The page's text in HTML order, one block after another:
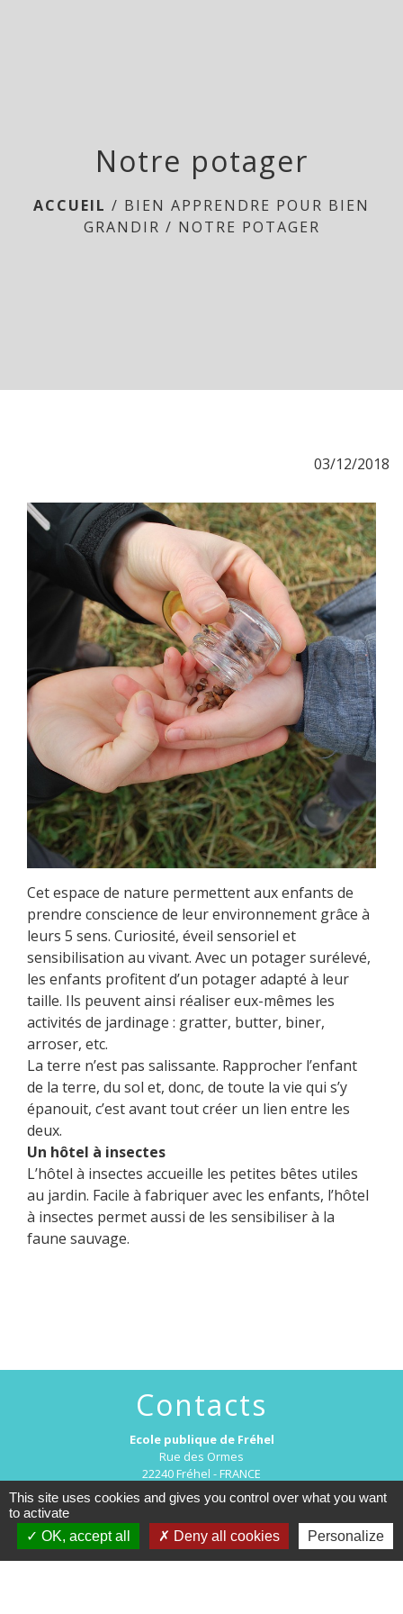
Notre potager
ACCUEIL / BIEN APPRENDRE POUR BIEN
GRANDIR / NOTRE POTAGER
03/12/2018
Cet espace de nature permettent aux enfants de
prendre conscience de leur environnement grâce à
leurs 5 sens. Curiosité, éveil sensoriel et
sensibilisation au vivant. Avec un potager surélevé,
les enfants profitent d’un potager adapté à leur
taille. Ils peuvent ainsi réaliser eux-mêmes les
activités de jardinage : gratter, butter, biner,
arroser, etc.
La terre n’est pas salissante. Rapprocher l’enfant
de la terre, du sol et, donc, de toute la vie qui s’y
épanouit, c’est avant tout créer un lien entre les
deux.
Un hôtel à insectes
L’hôtel à insectes accueille les petites bêtes utiles
au jardin. Facile à fabriquer avec les enfants, l’hôtel
à insectes permet aussi de les sensibiliser à la
faune sauvage.
Contacts
Ecole publique de Fréhel
Rue des Ormes
22240 Fréhel - FRANCE
+33 2 96 41 51 04
This site uses cookies and gives you control over what you want
to activate
OK, accept all
Deny all cookies Personalize